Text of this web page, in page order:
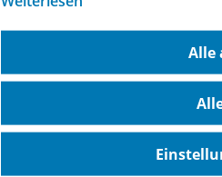
Werkzeuge zum Bearbeiten
Upload-Funktion für eigene
Weitere Informationen sowie
www.bibox.schule
Die BiBox für Lehrerinnen und
Variante für Sie am besten
Alle